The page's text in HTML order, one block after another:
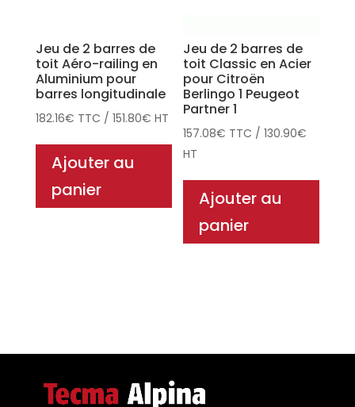
Jeu de 2 barres de
toit Aéro-railing en
Aluminium pour
barres longitudinale
182.16€ TTC / 151.80€ HT
Ajouter au
panier
Jeu de 2 barres de
toit Classic en Acier
pour Citroën
Berlingo 1 Peugeot
Partner 1
157.08€ TTC /130.90€
HT
Ajouter au
panier